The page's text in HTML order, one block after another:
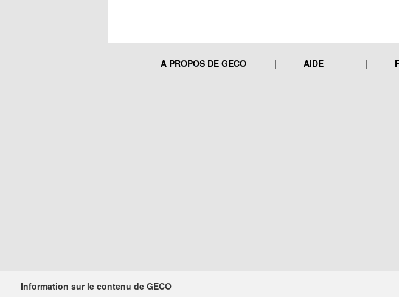
A PROPOS DE GECO AIDE
Information sur le contenu de GECO